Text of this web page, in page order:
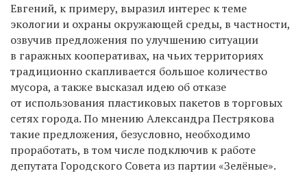
Евгений, к примеру, выразил интерес к теме
экологии и охраны окружающей среды, в частности,
озвучив предложения по улучшению ситуации
в гаражных кооперативах, на чьих территориях
традиционно скапливается большое количество
мусора, а также высказал идею об отказе
от использования пластиковых пакетов в торговых
сетях города. По мнению Александра Пестрякова
такие предложения, безусловно, необходимо
проработать, в том числе подключив к работе
депутата Городского Совета из партии «Зелёные».